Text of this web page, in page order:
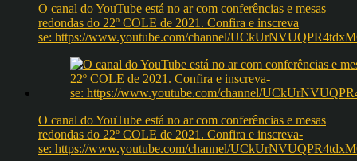
O canal do YouTube está no ar com conferências e mesas
redondas do 22º COLE de 2021. Confira e inscreva
se: https://www.youtube.com/channel/
O canal do YouTube está no ar com conferências e mesas
redondas do 22º COLE de 2021. Confira e inscreva-
se: https://www.youtube.com/channel/